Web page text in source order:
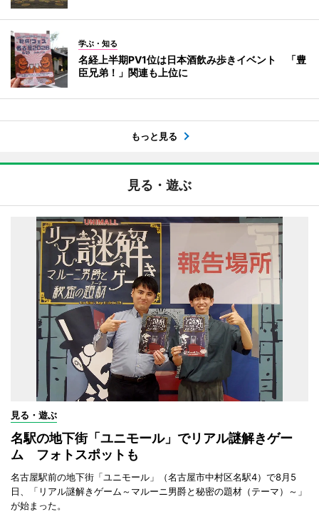
学ぶ・知る
名経上半期PV1位は日本酒飲み歩きイベント 「豊
臣兄弟！」関連も上位に
もっと見る
見る・遊ぶ
見る・遊ぶ
名駅の地下街「ユニモール」でリアル謎解きゲー
ム フォトスポットも
名古屋駅前の地下街「ユニモール」（名古屋市中村区名駅4）で8月5
日、「リアル謎解きゲーム～マルーニ男爵と秘密の題材（テーマ）～」
が始まった。